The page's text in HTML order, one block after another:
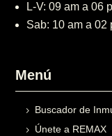
L-V: 09 am a 06
Sab: 10 am a 02
Menú
Buscador de
Únete a REMAX